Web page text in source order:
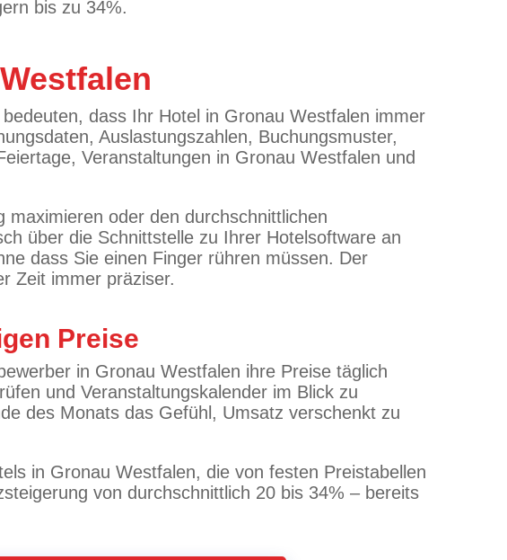
bis zu 34%.
dass Ihr Hotel in Gronau Westfalen immer
Auslastungszahlen, Buchungsmuster,
Veranstaltungen in Gronau Westfalen und
oder den durchschnittlichen
über die Schnittstelle zu Ihrer Hotelsoftware an
dass Sie einen Finger rühren müssen. Der
Zeit immer präziser.
Preise
in Gronau Westfalen ihre Preise täglich
und Veranstaltungskalender im Blick zu
des Monats das Gefühl, Umsatz verschenkt zu
in Gronau Westfalen, die von festen Preistabellen
von durchschnittlich 20 bis 34% – bereits